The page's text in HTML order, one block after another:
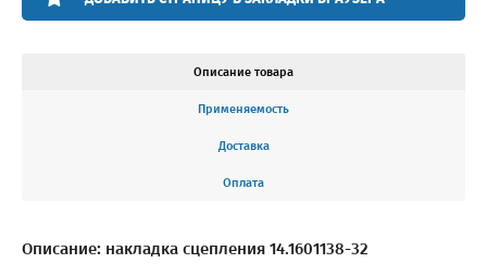
Описание товара
Применяемость
Доставка
Оплата
Описание: накладка сцепления 14.1601138-32